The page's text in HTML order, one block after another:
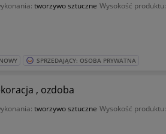
tworzywo sztuczne Wysokość produktu:
SPRZEDAJĄCY: OSOBA PRYWATNA
, ozdoba
tworzywo sztuczne Wysokość produktu: